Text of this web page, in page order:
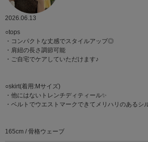
2026.06.13
○tops
・コンパクトな丈感でスタイルアップ◎
・肩紐の長さ調節可能
・ご自宅でケアしていただけます♪
○skirt(着用:Mサイズ)
・他にはないトレンチディティール✨
・ベルトでウエストマークできてメリハリのある
165cm / 骨格ウェーブ